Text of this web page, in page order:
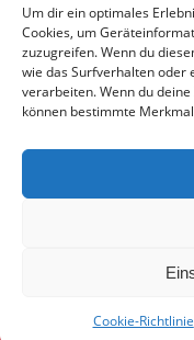
Um dir ein optimales
Cookies, um
zuzugreifen. Wenn du
wie das Surfverhalten oder
verarbeiten. Wenn du
können bestimmte
Cookie-Richtlinie
28. Juli 2026
Neue Podcast-Folge:
27. Juli 2026
Eindrücke vom
Unterhaltsamer
25. Juli 2026
©